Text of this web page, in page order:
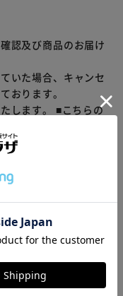
、初期不良以外の返
ご了承ください。
認及び商品のお届け
いた場合、キャンセ
おります。
します。 ■こちらの
配送致します≫
定】【代金引換での
。